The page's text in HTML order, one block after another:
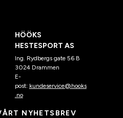
HÖÖKS
HESTESPORT AS
Ing. Rydbergs gate 56 B
3024 Drammen
E-
post: kundeservice@hooks
.no
NYHETSBREV